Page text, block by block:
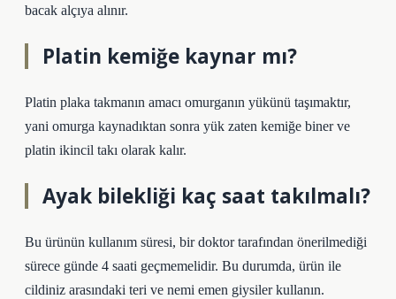
bacak alçıya alınır.
Platin kemiğe kaynar mı?
Platin plaka takmanın amacı omurganın yükünü taşımaktır,
yani omurga kaynadıktan sonra yük zaten kemiğe biner ve
platin ikincil takı olarak kalır.
Ayak bilekliği kaç saat takılmalı?
Bu ürünün kullanım süresi, bir doktor tarafından önerilmediği
sürece günde 4 saati geçmemelidir. Bu durumda, ürün ile
cildiniz arasındaki teri ve nemi emen giysiler kullanın.